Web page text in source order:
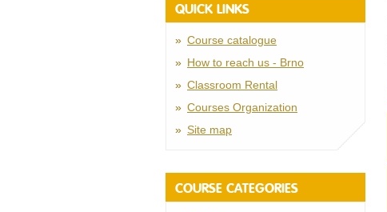
QUICK LINKS
Course catalogue
How to reach us - Brno
Classroom Rental
Courses Organization
Site map
COURSE CATEGORIES